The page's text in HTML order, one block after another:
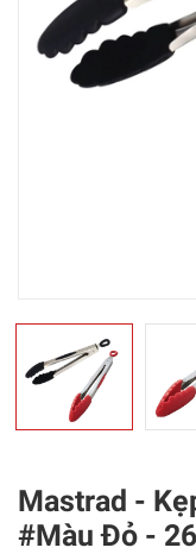
Mastrad -
#màu Đỏ -